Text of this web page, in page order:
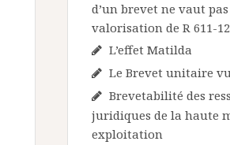
d’un brevet ne vaut
valorisation de R 611-12
L’effet Matilda
Le Brevet unitaire vu
Brevetabilité des
juridiques de la haute
exploitation